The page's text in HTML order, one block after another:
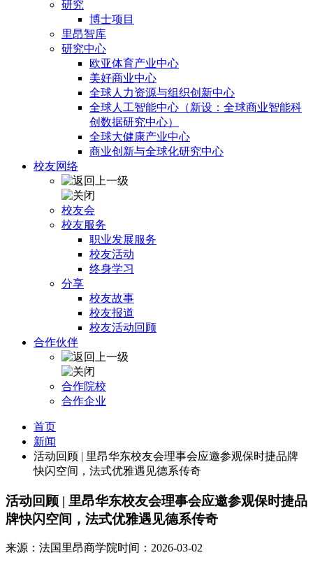
研究
博士项目
里昂智库
研究中心
欧亚体育产业中心
美好商业中心
全球人力资源与组织创新中心
全球人工智能中心（新设：全球商业智能科
创数据研究中心）
全球大健康产业中心
商业创新与全球化研究中心
校友网络
校友会
校友服务
职业发展服务
校友活动
终身学习
分享
校友故事
校友报道
校友活动回顾
合作伙伴
合作院校
合作企业
首页
新闻
活动回顾 | 里昂华东校友会理事会应邀参观保时捷品牌
快闪空间，法式优雅遇见德系传奇
活动回顾 | 里昂华东校友会理事会应邀参观保时捷品
牌快闪空间，法式优雅遇见德系传奇
来源：法国里昂商学院时间：2026-03-02